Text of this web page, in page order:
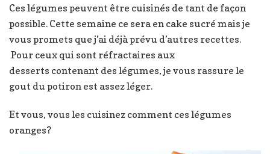
Ces légumes peuvent être cuisinés de tant de façon
possible. Cette semaine ce sera en cake sucré mais je
vous promets que j’ai déjà prévu d’autres recettes.
Pour ceux qui sont réfractaires aux
desserts contenant des légumes, je vous rassure le
gout du potiron est assez léger.
Et vous, vous les cuisinez comment ces légumes
oranges?